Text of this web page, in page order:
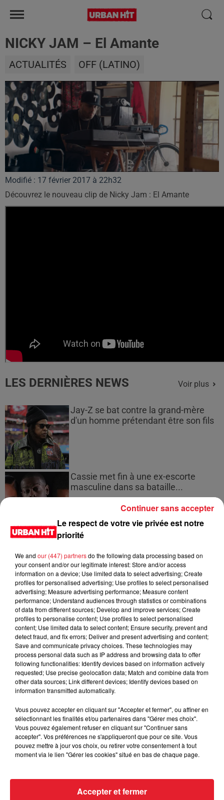
NICKY JAM – El Amante
ACTUALITÉS OFF (LATINO)
Modifié : 17 février 2017 à 22h32
Découvrez le nouveau clip de Nicky Jam : El Amante
LES DERNIÈRES NEWS Voir plus
Jay-Z se bat contre la grand-mère
d'un homme prétendant être son fils
Cassie met fin à une ex-escorte
masculine dans sa bataille...
Montparnasse : des désaccords
entre...
Incendies en Gironde : encore
plusieurs semaines avant
l'extinction...
Bouches-du-Rhône : les ossements
de deux militaires disparus...
Les prix des carburants explosent :
gazole et SP95-E10 au-dessus de...
Le respect de votre vie privée est notre
priorité
We and our (447) partnersdo the following data processing based on
your consent and/or our legitimate interest: Store and/or access
information on a device; Use limited data to select advertising; Create
profiles for personalised advertising; Use profiles to select personalised
advertising; Measure advertising performance; Measure content
performance; Understand audiences through statistics or combinations
of data from different sources; Develop and improve services; Create
profiles to personalise content; Use profiles to select personalised
content; Use limited data to select content; Ensure security, prevent and
detect fraud, and fix errors; Deliver and present advertising and content;
Save and communicate privacy choices. These technologies may
process personal data such as IP address and browsing data to offer
following functionalities: Identify devices based on information actively
requested; Use precise geolocation data; Match and combine data from
other data sources; Link different devices; Identify devices based on
information transmitted automatically.
Vous pouvez accepter en cliquant sur "Accepter et fermer", ou affiner en
sélectionnant les finalités et/ou partenaires dans "Gérer mes choix".
Vous pouvez également refuser en cliquant sur "Continuer sans
accepter". Vos préférences ne s'appliqueront que pour ce site. Vous
pouvez mettre à jour vos choix, ou retirer votre consentement à tout
moment via le lien "Gérer les cookies" situé en bas de chaque page.
Accepter et fermer
Continuer sans accepter